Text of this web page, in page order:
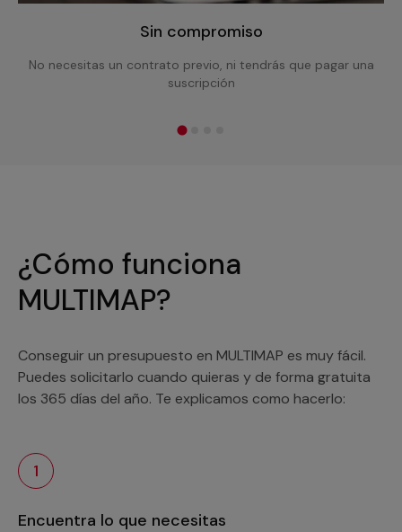
Sin compromiso
No necesitas un contrato previo, ni tendrás que pagar una
suscripción
¿Cómo funciona
MULTIMAP?
Conseguir un presupuesto en MULTIMAP es muy fácil.
Puedes solicitarlo cuando quieras y de forma gratuita
los 365 días del año. Te explicamos como hacerlo:
1
Encuentra lo que necesitas